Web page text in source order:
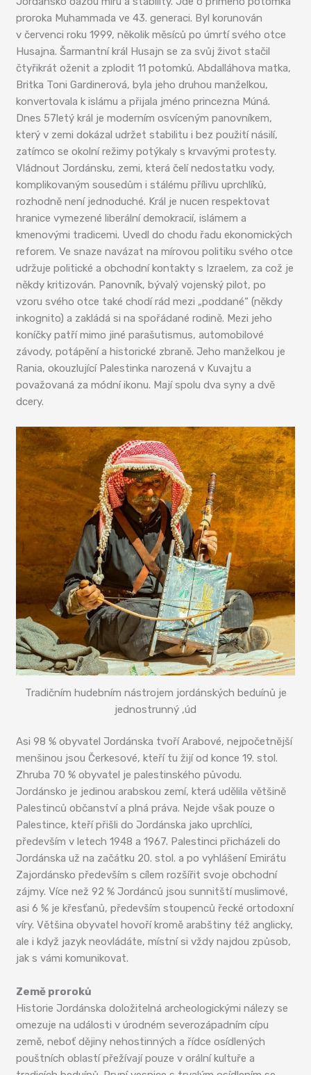
proroka Muhammada ve 43. generaci. Byl korunován
v červenci roku 1999, několik měsíců po úmrtí svého otce
Husajna. Šarmantní král Husajn se za svůj život stačil
čtyřikrát oženit a zplodit 11 potomků. Abdalláhova matka,
Britka Toni Gardinerová, byla jeho druhou manželkou,
konvertovala k islámu a přijala jméno princezna Múná.
Dnes 57letý král je moderním osvíceným panovníkem,
který v zemi dokázal udržet stabilitu i bez použití násilí,
zatímco se okolní režimy potýkaly s krvavými protesty.
Vládnout Jordánsku, zemi, která čelí nedostatku vody,
komplikovaným sousedům i stálému přílivu uprchlíků,
rozhodně není jednoduché. Král je nucen respektovat
hranice vymezené liberální demokracií, islámem a
kmenovými tradicemi. Uvedl do chodu řadu ekonomických
reforem. Ve snaze navázat na mírovou politiku svého otce
udržuje politické a obchodní kontakty s Izraelem, za což je
někdy kritizován. Panovník, bývalý vojenský pilot, po
vzoru svého otce také chodí rád mezi „poddané“ (někdy
inkognito) a zakládá si na spořádané rodině. Mezi jeho
koníčky patří mimo jiné parašutismus, automobilové
závody, potápění a historické zbraně. Jeho manželkou je
Rania, okouzlující Palestinka narozená v Kuvajtu a
považovaná za módní ikonu. Mají spolu dva syny a dvě
dcery.
Tradičním hudebním nástrojem jordánských beduínů je
jednostrunný ‚úd
Asi 98 % obyvatel Jordánska tvoří Arabové, nejpočetnější
menšinou jsou Čerkesové, kteří tu žijí od konce 19. stol.
Zhruba 70 % obyvatel je palestinského původu.
Jordánsko je jedinou arabskou zemí, která udělila většině
Palestinců občanství a plná práva. Nejde však pouze o
Palestince, kteří přišli do Jordánska jako uprchlíci,
především v letech 1948 a 1967. Palestinci přicházeli do
Jordánska už na začátku 20. stol. a po vyhlášení Emirátu
Zajordánsko především s cílem rozšířit svoje obchodní
zájmy. Více než 92 % Jordánců jsou sunnitští muslimové,
asi 6 % je křesťanů, především stoupenců řecké ortodoxní
víry. Většina obyvatel hovoří kromě arabštiny též anglicky,
ale i když jazyk neovládáte, místní si vždy najdou způsob,
jak s vámi komunikovat.
Země proroků
Historie Jordánska doložitelná archeologickými nálezy se
omezuje na události v úrodném severozápadním cípu
země, neboť dějiny nehostinných a řídce osídlených
pouštních oblastí přežívají pouze v orální kultuře a